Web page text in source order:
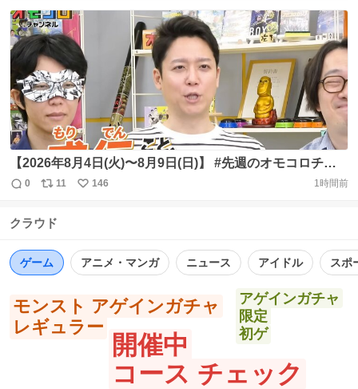
宿で やられてますよ🦞🍭 https://t.co/Z57mbTDNMJ
信
数
ポ
ス
ト
数
い
ね
数
【2026年8月4日(火)〜8月9日(日)】 #先週のオモコロチャ
ンネルまとめ 🔻同僚の日常をダービーにしよう！ 〜原宿
2026 https://t.co/h0OMUlxcss 🔻続・夕陽のマンガ当てガ
返
数
0
リ
ス
数
11
い
146 1時間前
クラウド
ゲーム アニメ・マンガ ニュース アイドル スポ
開催中
コース チェック
モンスト アゲインガチャ
レギュラー
アゲインガチャ
限定
初ゲ